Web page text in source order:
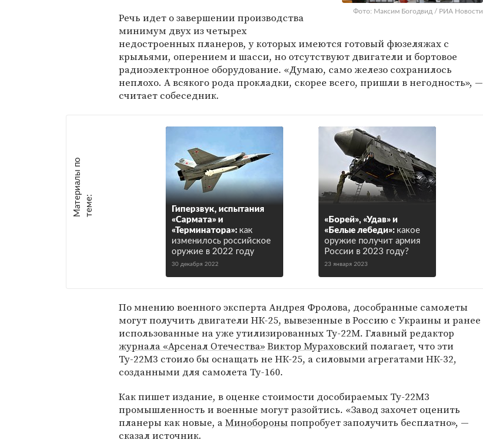
Фото: Максим Богодвид / РИА Новости
Речь идет о завершении производства
минимум двух из четырех
недостроенных планеров, у которых имеются готовый фюзеляжах с
крыльями, оперением и шасси, но отсутствуют двигатели и бортовое
радиоэлектронное оборудование. «Думаю, само железо сохранилось
неплохо. А всякого рода прокладки, скорее всего, пришли в негодность», —
считает собеседник.
М
а
т е
р
и
а
л
ы
п
о
т
е
м
е :
Гиперзвук, испытания
«Сармата» и
«Терминатора»: как
изменилось российское
оружие в 2022 году
30 декабря 2022
«Борей», «Удав» и
«Белые лебеди»: какое
оружие получит армия
России в 2023 году?
23 января 2023
По мнению военного эксперта Андрея Фролова, дособранные самолеты
могут получить двигатели НК-25, вывезенные в Россию с Украины и ранее
использованные на уже утилизированных Ту-22М. Главный редактор
журнала «Арсенал Отечества»Виктор Мураховскийполагает, что эти
Ту-22М3 стоило бы оснащать не НК-25, а силовыми агрегатами НК-32,
созданными для самолета Ту-160.
Как пишет издание, в оценке стоимости дособираемых Ту-22М3
промышленность и военные могут разойтись. «Завод захочет оценить
планеры как новые, аМинобороныпопробует заполучить бесплатно», —
сказал источник.